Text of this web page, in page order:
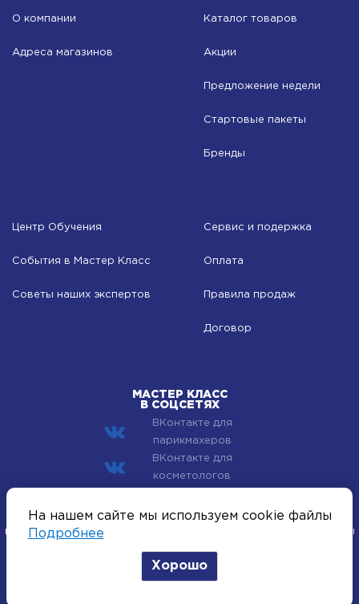
О компании
Адреса магазинов
Каталог товаров
Акции
Предложение недели
Стартовые пакеты
Бренды
Центр Обучения
События в Мастер Класс
Советы наших экспертов
Сервис и подержка
Оплата
Правила продаж
Договор
МАСТЕР КЛАСС
В СОЦСЕТЯХ
ВКонтакте для
парикмахеров
ВКонтакте для
косметологов
© 2002–2026 Компания Мастер Класс - профессиональная
косметика для лица, тела и волос. Все хиты индустрии красоты
Политика конфиденциальности
На нашем сайте мы используем cookie файлы
Подробнее
Хорошо